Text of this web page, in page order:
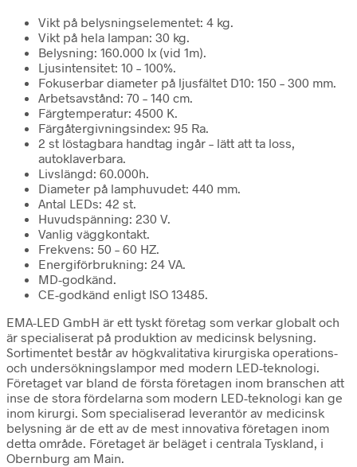
Vikt på belysningselementet: 4 kg.
Vikt på hela lampan: 30 kg.
Belysning: 160.000 lx (vid 1m).
Ljusintensitet: 10 – 100%.
Fokuserbar diameter på ljusfältet D10: 150 – 300 mm.
Arbetsavstånd: 70 – 140 cm.
Färgtemperatur: 4500 K.
Färgåtergivningsindex: 95 Ra.
2 st löstagbara handtag ingår – lätt att ta loss,
autoklaverbara.
Livslängd: 60.000h.
Diameter på lamphuvudet: 440 mm.
Antal LEDs: 42 st.
Huvudspänning: 230 V.
Vanlig väggkontakt.
Frekvens: 50 – 60 HZ.
Energiförbrukning: 24 VA.
MD-godkänd.
CE-godkänd enligt ISO 13485.
EMA-LED GmbH är ett tyskt företag som verkar globalt och
är specialiserat på produktion av medicinsk belysning.
Sortimentet består av högkvalitativa kirurgiska operations-
och undersökningslampor med modern LED-teknologi.
Företaget var bland de första företagen inom branschen att
inse de stora fördelarna som modern LED-teknologi kan ge
inom kirurgi. Som specialiserad leverantör av medicinsk
belysning är de ett av de mest innovativa företagen inom
detta område. Företaget är beläget i centrala Tyskland, i
Obernburg am Main.